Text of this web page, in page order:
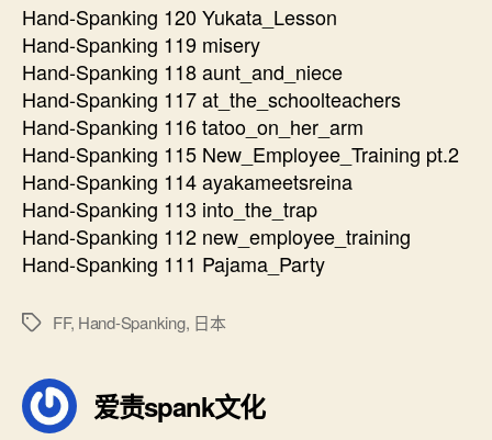
Hand-Spanking 120 Yukata_Lesson
Hand-Spanking 119 misery
Hand-Spanking 118 aunt_and_niece
Hand-Spanking 117 at_the_schoolteachers
Hand-Spanking 116 tatoo_on_her_arm
Hand-Spanking 115 New_Employee_Training pt.2
Hand-Spanking 114 ayakameetsreina
Hand-Spanking 113 into_the_trap
Hand-Spanking 112 new_employee_training
Hand-Spanking 111 Pajama_Party
标
FF, Hand-Spanking, 日本
爱责spank文化